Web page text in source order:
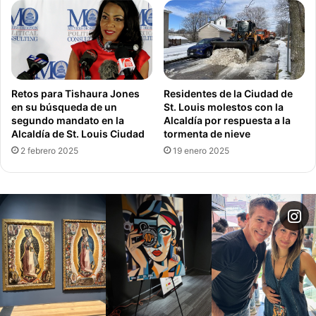
2024.
Ciudad de St.Louis
Concejalía de St. Louis
Porte Abierto de Armas
Rasheen Aldridge Regulación de Armas
Retos para Tishaura Jones
en su búsqueda de un
segundo mandato en la
Alcaldía de St. Louis Ciudad
2 febrero 2025
Residentes de la Ciudad de
St. Louis molestos con la
Alcaldía por respuesta a la
tormenta de nieve
19 enero 2025